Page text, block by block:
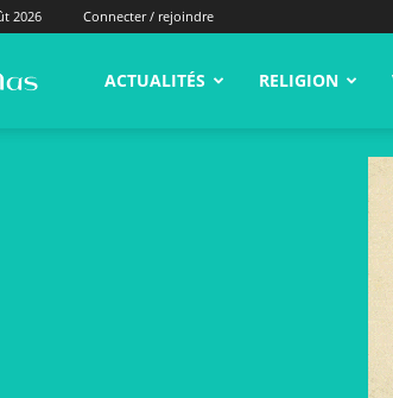
2026 Connecter / rejoindre
alNas.fr ACTUALITÉS RELIGION